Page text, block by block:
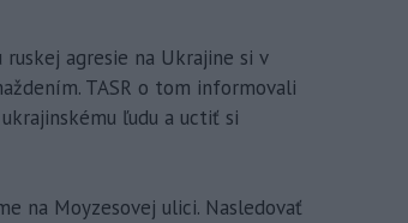
agresie na Ukrajine si v
TASR o tom informovali
ľudu a uctiť si
na Moyzesovej ulici. Nasledovať